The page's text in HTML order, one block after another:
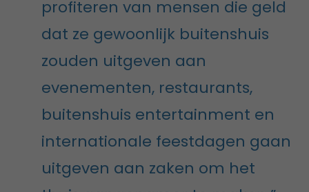
profiteren van mensen die geld
dat ze gewoonlijk buitenshuis
zouden uitgeven aan
evenementen, restaurants,
buitenshuis entertainment en
internationale feestdagen gaan
uitgeven aan zaken om het